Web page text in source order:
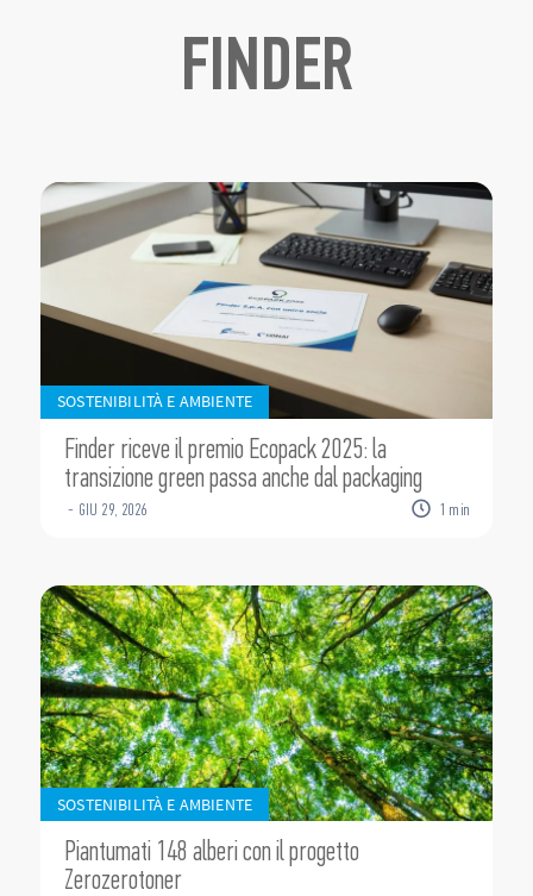
FINDER
SOSTENIBILITÀ E AMBIENTE
Finder riceve il premio Ecopack 2025: la
transizione green passa anche dal packaging
- GIU 29, 2026 1 min
SOSTENIBILITÀ E AMBIENTE
Piantumati 148 alberi con il progetto
Zerozerotoner